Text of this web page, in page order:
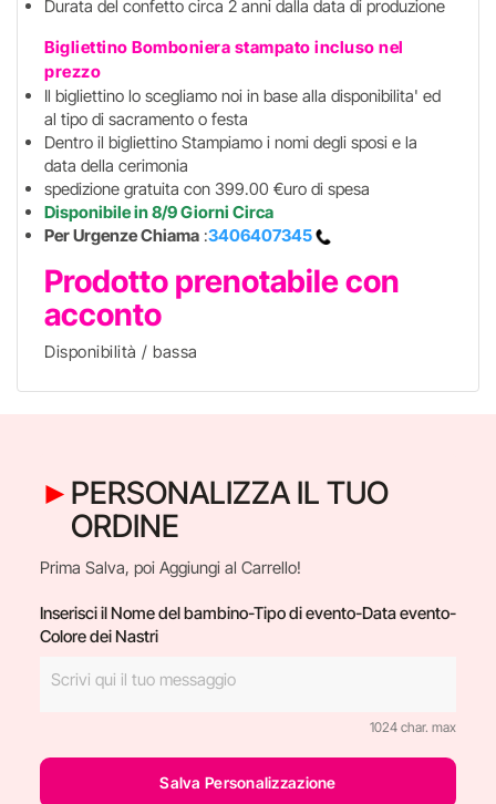
Durata del confetto circa 2 anni dalla data di produzione
Bigliettino Bomboniera stampato incluso nel
prezzo
Il bigliettino lo scegliamo noi in base alla disponibilita' ed
al tipo di sacramento o festa
Dentro il bigliettino Stampiamo i nomi degli sposi e la
data della cerimonia
spedizione gratuita con 399.00 €uro di spesa
Disponibile in 8/9 Giorni Circa
Per Urgenze Chiama :3406407345
Prodotto prenotabile con
acconto
Disponibilità / bassa
PERSONALIZZA IL TUO
ORDINE
Prima Salva, poi Aggiungi al Carrello!
Inserisci il Nome del bambino-Tipo di evento-Data evento-
Colore dei Nastri
1024 char. max
Salva Personalizzazione